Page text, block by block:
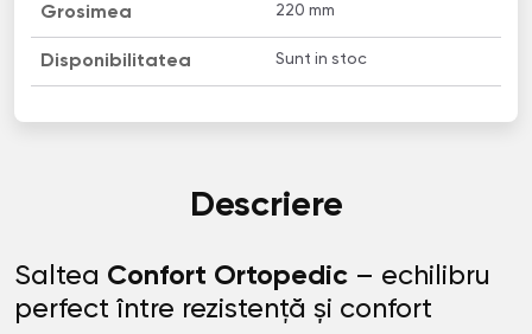
Grosimea 220 mm
Disponibilitatea Sunt in stoc
Descriere
Saltea Confort Ortopedic – echilibru
perfect între rezistență și confort